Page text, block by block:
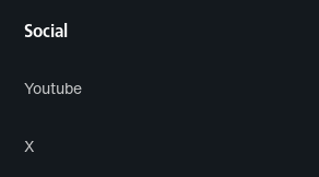
Social
Youtube
X